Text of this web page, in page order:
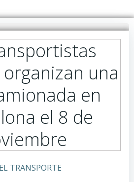
una
en
el 8 de
TRANSPORTE